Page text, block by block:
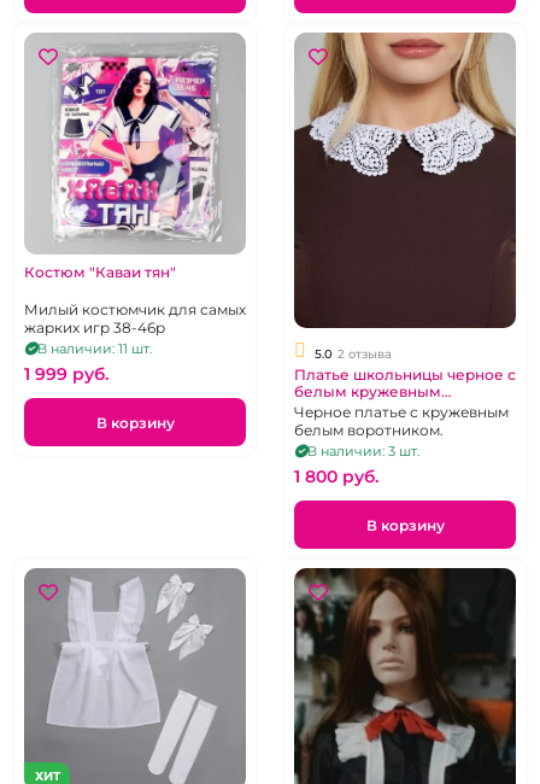
Костюм "Каваи тян"
Милый костюмчик для самых
жарких игр 38-46р
В наличии: 11 шт.
1 999 pуб.
В корзину
5.0 2 отзыва
Платье школьницы черное с
белым кружевным
воротником, размер 50-48-
46
Черное платье с кружевным
белым воротником.
В наличии: 3 шт.
1 800 pуб.
В корзину
ХИТ